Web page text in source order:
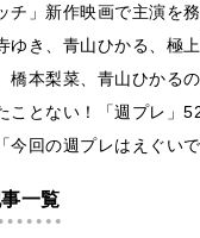
チ」新作映画で主演を
ゆき、青山ひかる、極
橋本梨菜、青山ひかる
ことない！「週プレ」
今回の週プレはえぐい
一覧